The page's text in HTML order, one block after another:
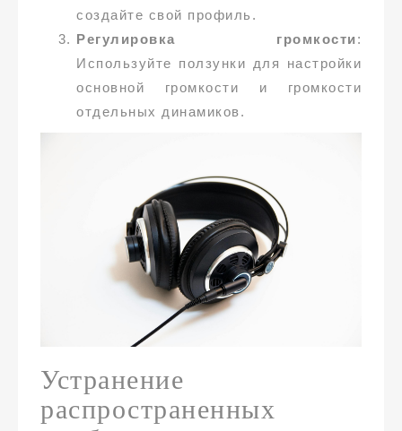
создайте свой профиль.
Регулировка громкости :
Используйте ползунки для настройки
основной громкости и громкости
отдельных динамиков.
Устранение
распространенных